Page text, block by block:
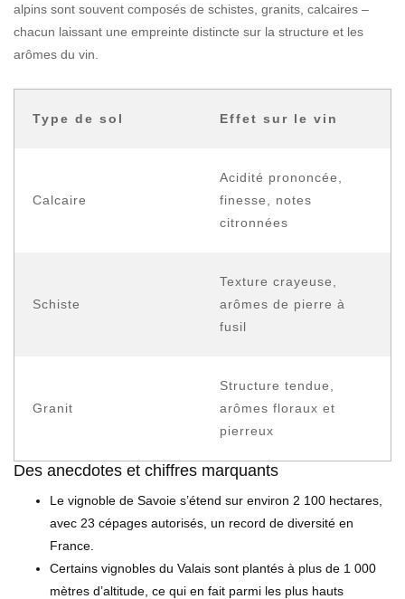
alpins sont souvent composés de schistes, granits, calcaires –
chacun laissant une empreinte distincte sur la structure et les
arômes du vin.
Type de sol Effet sur le vin
Calcaire
Acidité prononcée,
finesse, notes
citronnées
Schiste
Texture crayeuse,
arômes de pierre à
fusil
Granit
Structure tendue,
arômes floraux et
pierreux
Des anecdotes et chiffres marquants
Le vignoble de Savoie s’étend sur environ 2 100 hectares,
avec 23 cépages autorisés, un record de diversité en
France.
Certains vignobles du Valais sont plantés à plus de 1 000
mètres d’altitude, ce qui en fait parmi les plus hauts